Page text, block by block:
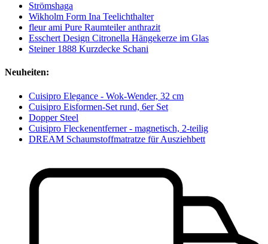
Strömshaga
Wikholm Form Ina Teelichthalter
fleur ami Pure Raumteiler anthrazit
Esschert Design Citronella Hängekerze im Glas
Steiner 1888 Kurzdecke Schani
Neuheiten:
Cuisipro Elegance - Wok-Wender, 32 cm
Cuisipro Eisformen-Set rund, 6er Set
Dopper Steel
Cuisipro Fleckenentferner - magnetisch, 2-teilig
DREAM Schaumstoffmatratze für Ausziehbett